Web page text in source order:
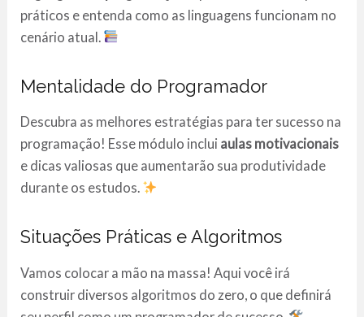
práticos e entenda como as linguagens funcionam no
cenário atual.
Mentalidade do Programador
Descubra as melhores estratégias para ter sucesso na
programação! Esse módulo inclui aulas motivacionais
e dicas valiosas que aumentarão sua produtividade
durante os estudos.
Situações Práticas e Algoritmos
Vamos colocar a mão na massa! Aqui você irá
construir diversos algoritmos do zero, o que definirá